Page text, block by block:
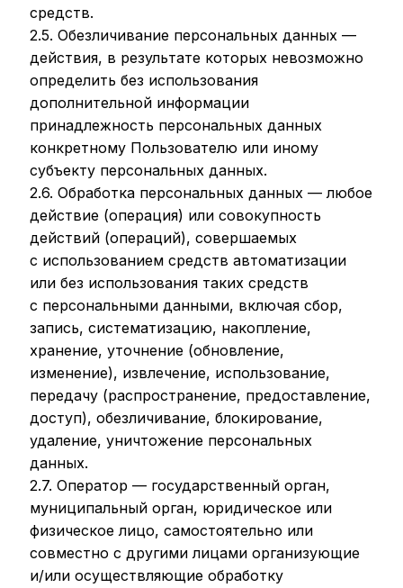
средств.
2.5. Обезличивание персональных данных —
действия, в результате которых невозможно
определить без использования
дополнительной информации
принадлежность персональных данных
конкретному Пользователю или иному
субъекту персональных данных.
2.6. Обработка персональных данных — любое
действие (операция) или совокупность
действий (операций), совершаемых
с использованием средств автоматизации
или без использования таких средств
с персональными данными, включая сбор,
запись, систематизацию, накопление,
хранение, уточнение (обновление,
изменение), извлечение, использование,
передачу (распространение, предоставление,
доступ), обезличивание, блокирование,
удаление, уничтожение персональных
данных.
2.7. Оператор — государственный орган,
муниципальный орган, юридическое или
физическое лицо, самостоятельно или
совместно с другими лицами организующие
и/или осуществляющие обработку